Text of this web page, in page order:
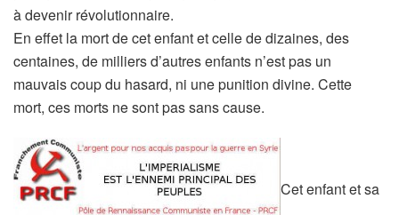
à devenir révolutionnaire.
En effet la mort de cet enfant et celle de dizaines, des
centaines, de milliers d’autres enfants n’est pas un
mauvais coup du hasard, ni une punition divine. Cette
mort, ces morts ne sont pas sans cause.
Cet enfant et sa